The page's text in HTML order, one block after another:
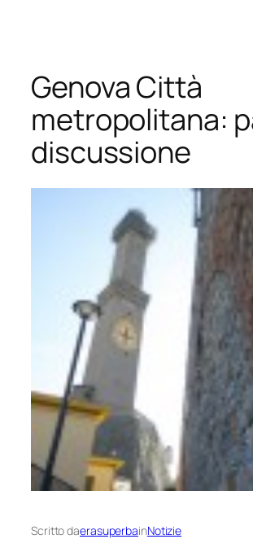
contenuto
Genova Città
metropolitana:
discussione
Scritto daerasuperbainNotizie